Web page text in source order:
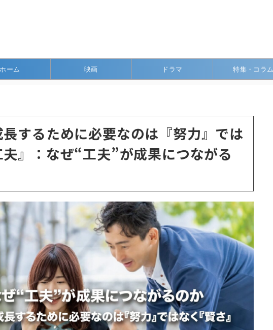
ホーム 映画 ドラマ 特集・コラム
するために必要なのは『努力』では
』：なぜ“工夫”が成果につながる